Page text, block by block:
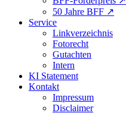
50 Jahre BFF ↗︎
Service
Linkverzeichnis
Fotorecht
Gutachten
Intern
KI Statement
Kontakt
Impressum
Disclaimer